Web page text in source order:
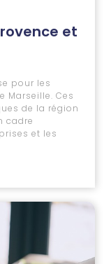
et
pour les
Marseille. Ces
de la région
cadre
et les